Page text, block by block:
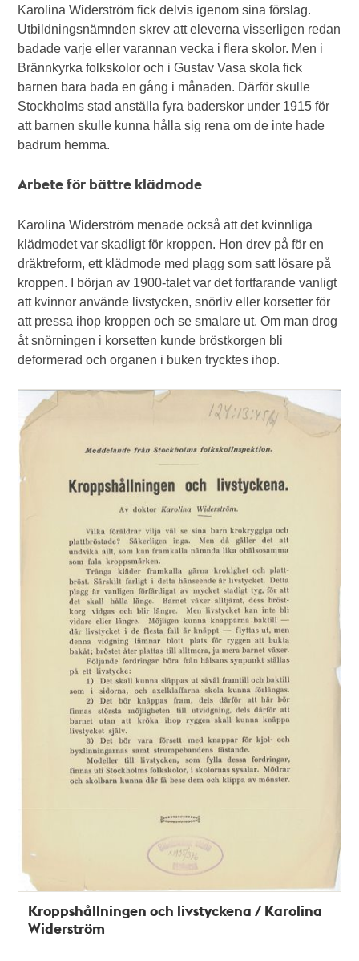
Karolina Widerström fick delvis igenom sina förslag.
Utbildningsnämnden skrev att eleverna visserligen redan
badade varje eller varannan vecka i flera skolor. Men i
Brännkyrka folkskolor och i Gustav Vasa skola fick
barnen bara bada en gång i månaden. Därför skulle
Stockholms stad anställa fyra baderskor under 1915 för
att barnen skulle kunna hålla sig rena om de inte hade
badrum hemma.
Arbete för bättre klädmode
Karolina Widerström menade också att det kvinnliga
klädmodet var skadligt för kroppen. Hon drev på för en
dräktreform, ett klädmode med plagg som satt lösare på
kroppen. I början av 1900-talet var det fortfarande vanligt
att kvinnor använde livstycken, snörliv eller korsetter för
att pressa ihop kroppen och se smalare ut. Om man drog
åt snörningen i korsetten kunde bröstkorgen bli
deformerad och organen i buken trycktes ihop.
Kroppshållningen och livstyckena / Karolina
Widerström